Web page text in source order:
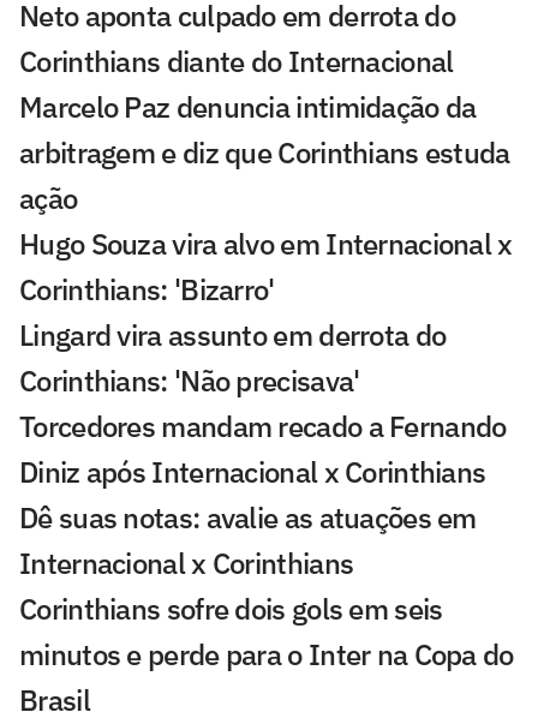
Neto aponta culpado em derrota do
Corinthians diante do Internacional
Marcelo Paz denuncia intimidação da
arbitragem e diz que Corinthians estuda
ação
Hugo Souza vira alvo em Internacional x
Corinthians: 'Bizarro'
Lingard vira assunto em derrota do
Corinthians: 'Não precisava'
Torcedores mandam recado a Fernando
Diniz após Internacional x Corinthians
Dê suas notas: avalie as atuações em
Internacional x Corinthians
Corinthians sofre dois gols em seis
minutos e perde para o Inter na Copa do
Brasil